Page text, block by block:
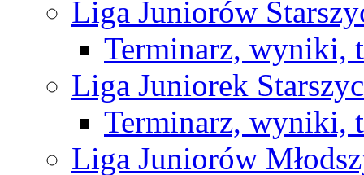
Liga Juniorów
Terminarz, wyniki,
Liga Juniorek
Terminarz, wyniki,
Liga Juniorów